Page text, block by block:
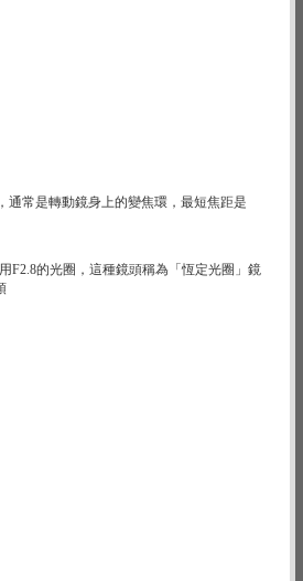
常是轉動鏡身上的變焦環，最短焦距是
F2.8的光圈，這種鏡頭稱為「恆定光圈」鏡